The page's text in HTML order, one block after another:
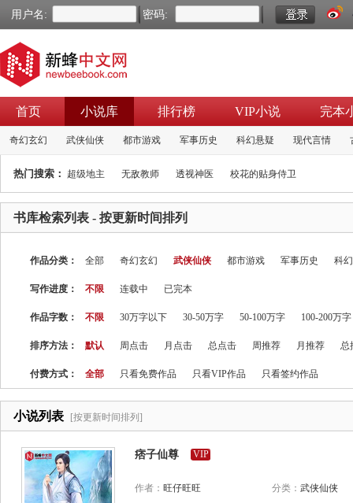
用户名: 密码:
首页 小说库 排行榜 VIP小说 完本
奇幻玄幻 武侠仙侠 都市游戏 军事历史 科幻悬疑 现代言情
热门搜索： 超级地主 无敌教师 透视神医 校花的贴身侍卫
书库检索列表 - 按更新时间排列
作品分类： 全部 奇幻玄幻 武侠仙侠 都市游戏 军事历史 科
写作进度： 不限 连载中 已完本
作品字数： 不限 30万字以下 30-50万字 50-100万字 100-200万字
排序方法： 默认 周点击 月点击 总点击 周推荐 月推荐 总
付费方式： 全部 只看免费作品 只看VIP作品 只看签约作品
小说列表 [按更新时间排列]
痞子仙尊 VIP
作者： 旺仔旺旺 分类： 武侠仙侠